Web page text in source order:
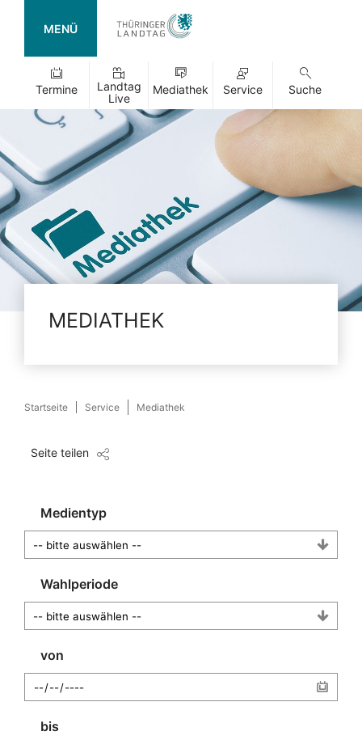
MENÜ
Termine
Landtag
Live
Mediathek Service Suche
MEDIATHEK
Startseite Service Mediathek
Seite teilen
Medientyp
Wahlperiode
von
bis